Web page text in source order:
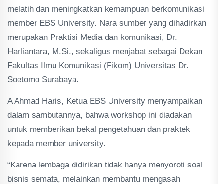
melatih dan meningkatkan kemampuan berkomunikasi
member EBS University. Nara sumber yang dihadirkan
merupakan Praktisi Media dan komunikasi, Dr.
Harliantara, M.Si., sekaligus menjabat sebagai Dekan
Fakultas Ilmu Komunikasi (Fikom) Universitas Dr.
Soetomo Surabaya.
A Ahmad Haris, Ketua EBS University menyampaikan
dalam sambutannya, bahwa workshop ini diadakan
untuk memberikan bekal pengetahuan dan praktek
kepada member university.
“Karena lembaga didirikan tidak hanya menyoroti soal
bisnis semata, melainkan membantu mengasah